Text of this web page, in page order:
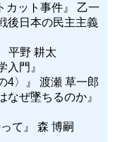
カット事件』 乙一
後日本の民主主義
平野 耕太
入門』
4〉』 渡瀬 草一郎
なぜ墜ちるのか』
て』 森 博嗣